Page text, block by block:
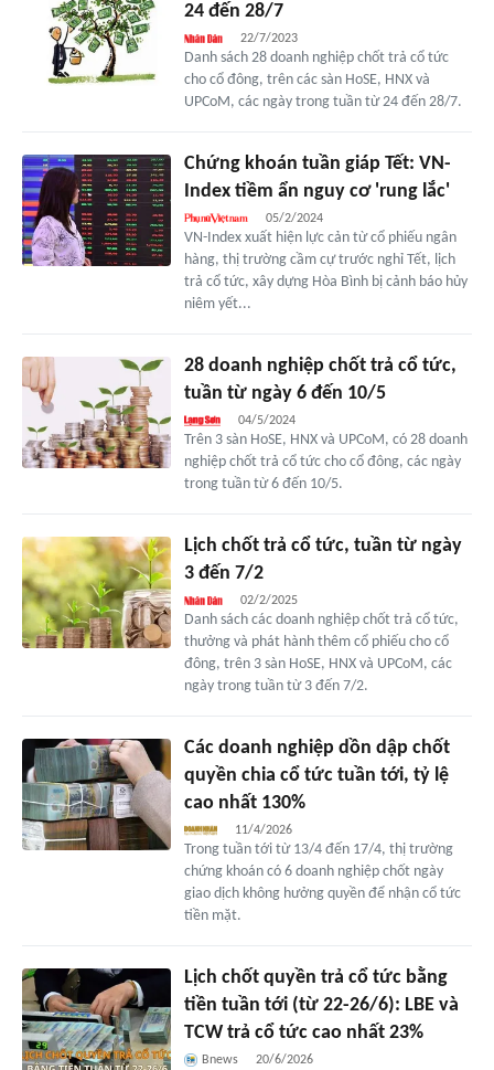
24 đến 28/7
22/7/2023
Danh sách 28 doanh nghiệp chốt trả cổ tức
cho cổ đông, trên các sàn HoSE, HNX và
UPCoM, các ngày trong tuần từ 24 đến 28/7.
Chứng khoán tuần giáp Tết: VN-
Index tiềm ẩn nguy cơ 'rung lắc'
05/2/2024
VN-Index xuất hiện lực cản từ cổ phiếu ngân
hàng, thị trường cầm cự trước nghỉ Tết, lịch
trả cổ tức, xây dựng Hòa Bình bị cảnh báo hủy
niêm yết...
28 doanh nghiệp chốt trả cổ tức,
tuần từ ngày 6 đến 10/5
04/5/2024
Trên 3 sàn HoSE, HNX và UPCoM, có 28 doanh
nghiệp chốt trả cổ tức cho cổ đông, các ngày
trong tuần từ 6 đến 10/5.
Lịch chốt trả cổ tức, tuần từ ngày
3 đến 7/2
02/2/2025
Danh sách các doanh nghiệp chốt trả cổ tức,
thưởng và phát hành thêm cổ phiếu cho cổ
đông, trên 3 sàn HoSE, HNX và UPCoM, các
ngày trong tuần từ 3 đến 7/2.
Các doanh nghiệp dồn dập chốt
quyền chia cổ tức tuần tới, tỷ lệ
cao nhất 130%
11/4/2026
Trong tuần tới từ 13/4 đến 17/4, thị trường
chứng khoán có 6 doanh nghiệp chốt ngày
giao dịch không hưởng quyền để nhận cổ tức
tiền mặt.
Lịch chốt quyền trả cổ tức bằng
tiền tuần tới (từ 22-26/6): LBE và
TCW trả cổ tức cao nhất 23%
Bnews 20/6/2026